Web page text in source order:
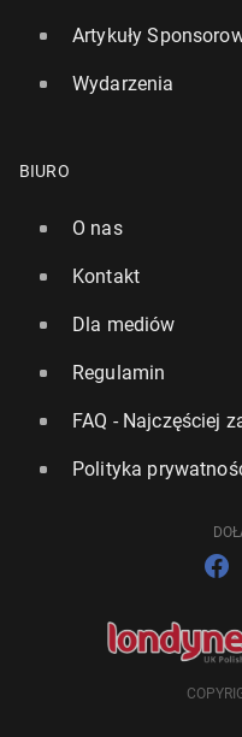
Artykuły
Wydarzenia
BIURO
O nas
Kontakt
Dla mediów
Regulamin
FAQ - Najczęściej
Polityka